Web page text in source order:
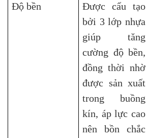
Độ bền
Được cấu tạo
bởi 3 lớp nhựa
giúp tăng
cường độ bền,
đồng thời nhờ
được sản xuất
trong buồng
kín, áp lực cao
nên bồn chắc